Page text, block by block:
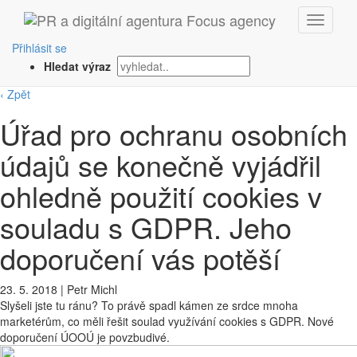
Přihlásit se
Hledat výraz
‹ Zpět
Úřad pro ochranu osobních
údajů se konečně vyjádřil
ohledně použití cookies v
souladu s GDPR. Jeho
doporučení vás potěší
23. 5. 2018 | Petr Michl
Slyšeli jste tu ránu? To právě spadl kámen ze srdce mnoha
marketérům, co měli řešit soulad využívání cookies s GDPR. Nové
doporučení ÚOOÚ je povzbudivé.